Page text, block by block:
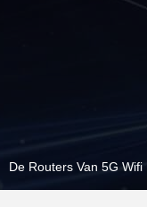
De Routers Van 5G Wifi